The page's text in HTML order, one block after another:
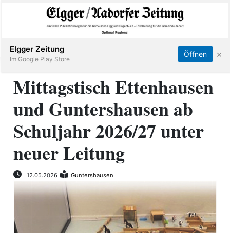
Aadorf
Hagenbuch
E-
Paper
Abonnieren Online Anmelden Anmelden
Mittagstisch Ettenhausen
und Guntershausen ab
Schuljahr 2026/27 unter
neuer Leitung
12.05.2026 Guntershausen
Elgger Zeitung
Im Google Play Store
Öffnen ×